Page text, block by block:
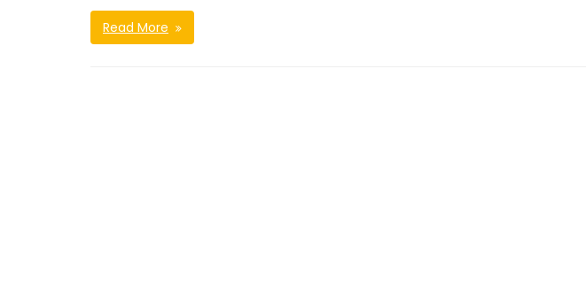
Read More